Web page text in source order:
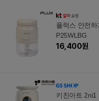
플럭스 안전
P25WLBG
16,400원
키친아트 2ni1